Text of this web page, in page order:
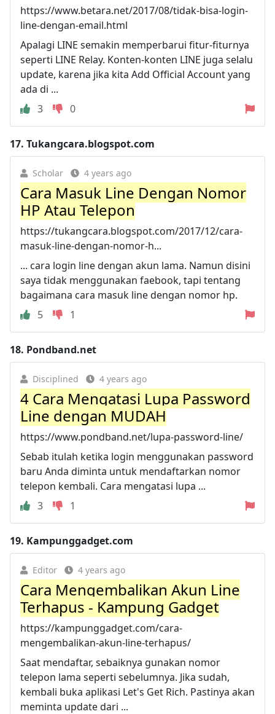
https://www.betara.net/2017/08/tidak-bisa-login-
line-dengan-email.html
Apalagi LINE semakin memperbarui fitur-fiturnya
seperti LINE Relay. Konten-konten LINE juga selalu
update, karena jika kita Add Official Account yang
ada di ...
3
0
17. Tukangcara.blogspot.com
Scholar 4 years ago
Cara Masuk Line Dengan Nomor
HP Atau Telepon
https://tukangcara.blogspot.com/2017/12/cara-
masuk-line-dengan-nomor-h...
... cara login line dengan akun lama. Namun disini
saya tidak menggunakan faebook, tapi tentang
bagaimana cara masuk line dengan nomor hp.
5
1
18. Pondband.net
Disciplined 4 years ago
4 Cara Mengatasi Lupa Password
Line dengan MUDAH
https://www.pondband.net/lupa-password-line/
Sebab itulah ketika login menggunakan password
baru Anda diminta untuk mendaftarkan nomor
telepon kembali. Cara mengatasi lupa ...
3
1
19. Kampunggadget.com
Editor 4 years ago
Cara Mengembalikan Akun Line
Terhapus - Kampung Gadget
https://kampunggadget.com/cara-
mengembalikan-akun-line-terhapus/
Saat mendaftar, sebaiknya gunakan nomor
telepon lama seperti sebelumnya. Jika sudah,
kembali buka aplikasi Let's Get Rich. Pastinya akan
meminta update dari ...